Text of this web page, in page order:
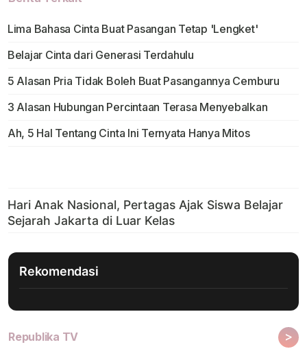
Lima Bahasa Cinta Buat Pasangan Tetap 'Lengket'
Belajar Cinta dari Generasi Terdahulu
5 Alasan Pria Tidak Boleh Buat Pasangannya Cemburu
3 Alasan Hubungan Percintaan Terasa Menyebalkan
Ah, 5 Hal Tentang Cinta Ini Ternyata Hanya Mitos
Rekomendasi
Republika TV >